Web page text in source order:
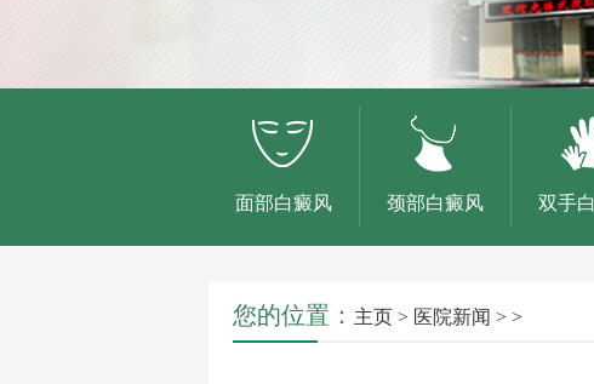
面部白癜风 颈部白癜风 双手
您的位置： 主页 > 医院新闻 > >